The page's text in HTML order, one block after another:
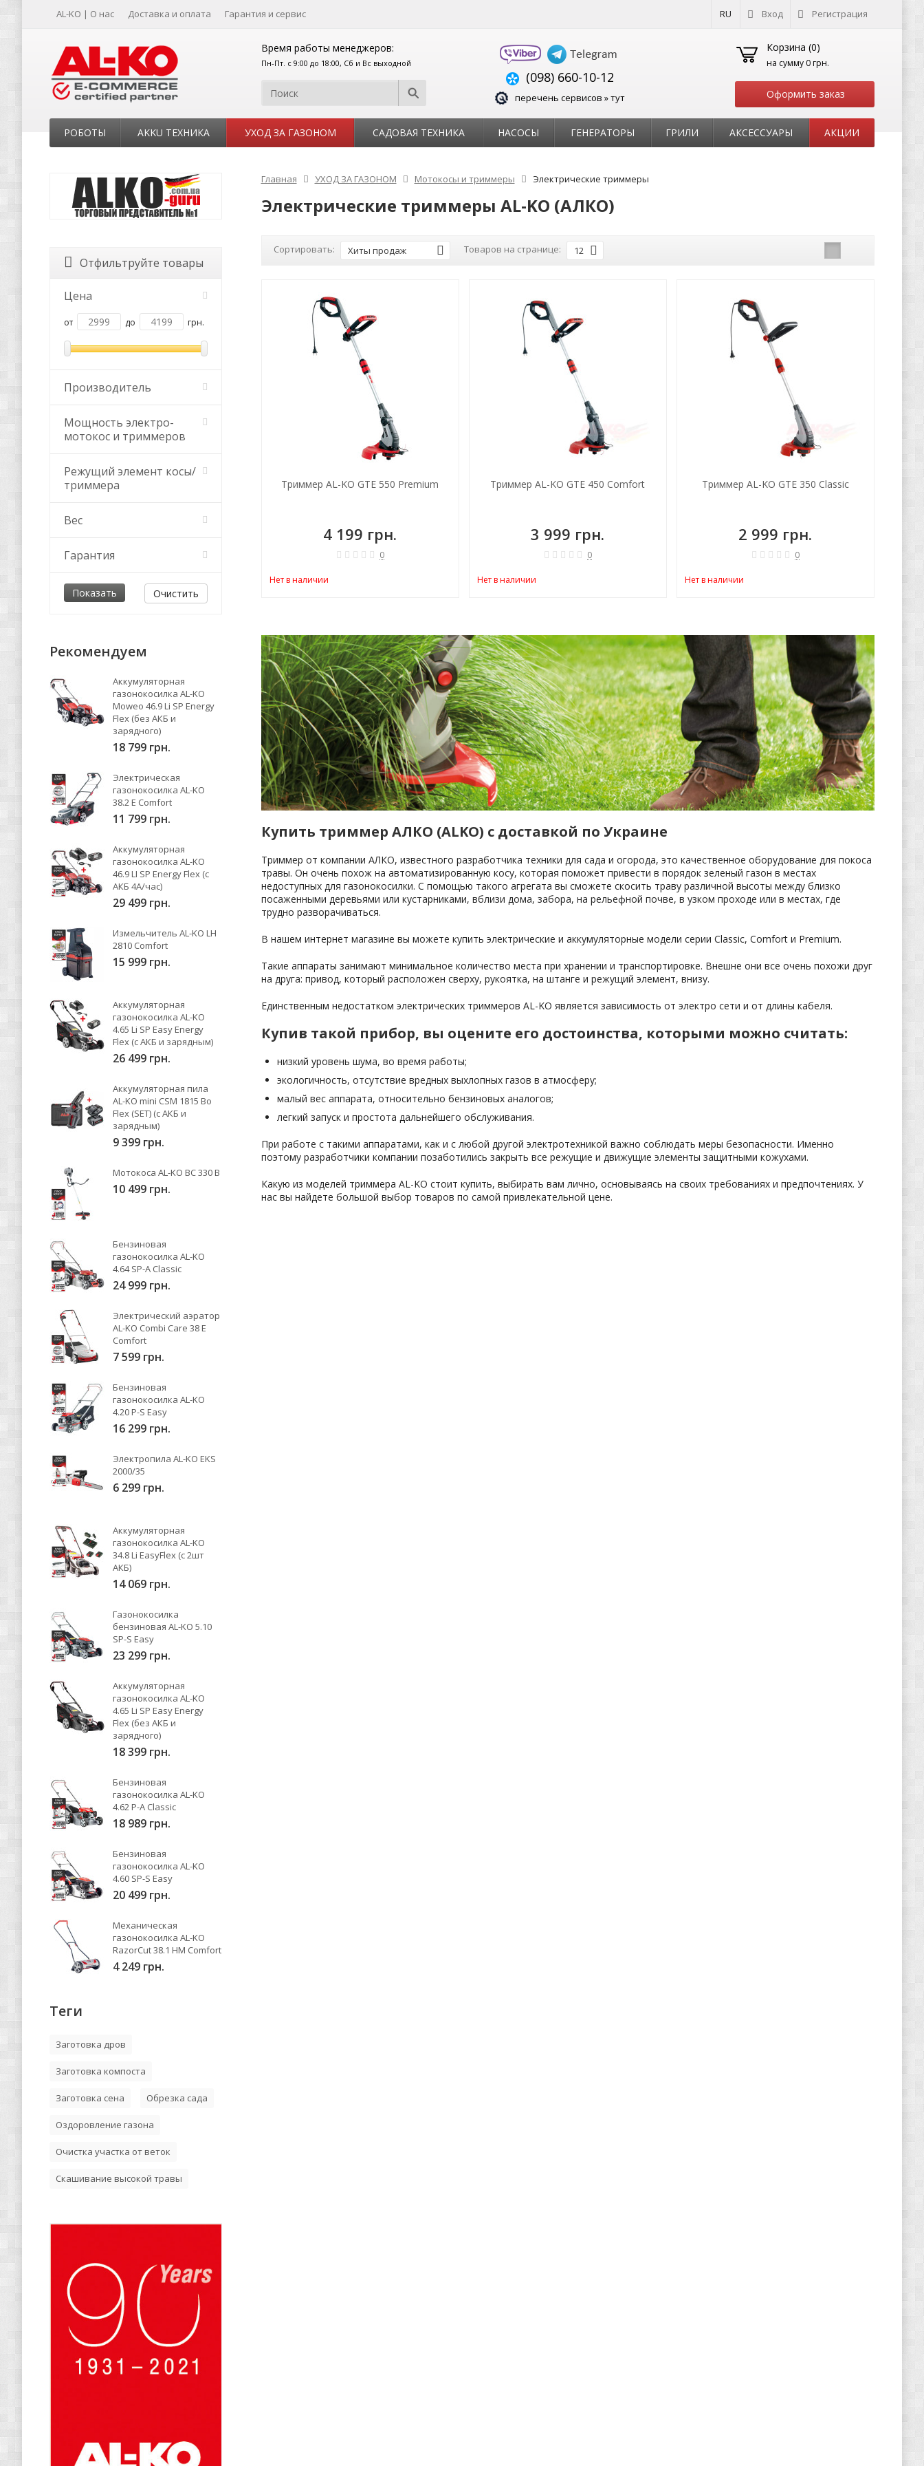
AL-KO | О нас Доставка и оплата Гарантия и сервис RU Вход Регистрация
Время работы менеджеров:
Пн-Пт. с 9:00 до 18:00, Сб и Вс выходной
(098) 660-10-12
перечень сервисов » тут
Корзина (0)
на сумму 0 грн.
Оформить заказ
РОБОТЫ AKKU ТЕХНИКА УХОД ЗА ГАЗОНОМ САДОВАЯ ТЕХНИКА НАСОСЫ ГЕНЕРАТОРЫ ГРИЛИ АКСЕССУАРЫ АКЦИИ
Главная УХОД ЗА ГАЗОНОМ Мотокосы и триммеры Электрические триммеры
Электрические триммеры AL-KO (АЛКО)
Сортировать: Хиты продаж Товаров на странице: 12
Триммер AL-KO GTE 550 Premium
4 199 грн.
0
Нет в наличии
Триммер AL-KO GTE 450 Comfort
3 999 грн.
0
Нет в наличии
Триммер AL-KO GTE 350 Classic
2 999 грн.
0
Нет в наличии
Купить триммер АЛКО (ALKO) с доставкой по Украине
Триммер от компании АЛКО, известного разработчика техники для сада и огорода, это качественное оборудование для покоса
травы. Он очень похож на автоматизированную косу, которая поможет привести в порядок зеленый газон в местах
недоступных для газонокосилки. С помощью такого агрегата вы сможете скосить траву различной высоты между близко
посаженными деревьями или кустарниками, вблизи дома, забора, на рельефной почве, в узком проходе или в местах, где
трудно разворачиваться.
В нашем интернет магазине вы можете купить электрические и аккумуляторные модели серии Classic, Comfort и Premium.
Такие аппараты занимают минимальное количество места при хранении и транспортировке. Внешне они все очень похожи друг
на друга: привод, который расположен сверху, рукоятка, на штанге и режущий элемент, внизу.
Единственным недостатком электрических триммеров AL-KO является зависимость от электро сети и от длины кабеля.
Купив такой прибор, вы оцените его достоинства, которыми можно считать:
низкий уровень шума, во время работы;
экологичность, отсутствие вредных выхлопных газов в атмосферу;
малый вес аппарата, относительно бензиновых аналогов;
легкий запуск и простота дальнейшего обслуживания.
При работе с такими аппаратами, как и с любой другой электротехникой важно соблюдать меры безопасности. Именно
поэтому разработчики компании позаботились закрыть все режущие и движущие элементы защитными кожухами.
Какую из моделей триммера AL-KO стоит купить, выбирать вам лично, основываясь на своих требованиях и предпочтениях. У
нас вы найдете большой выбор товаров по самой привлекательной цене.
Отфильтруйте товары
Цена
от до грн.
Производитель
Мощность электро-
мотокос и триммеров
Режущий элемент косы/
триммера
Вес
Гарантия
Очистить
Рекомендуем
Аккумуляторная
газонокосилка AL-KO
Moweo 46.9 Li SP Energy
Flex (без АКБ и
зарядного)
18 799 грн.
Электрическая
газонокосилка AL-KO
38.2 E Comfort
11 799 грн.
Аккумуляторная
газонокосилка AL-KO
46.9 LI SP Energy Flex (с
АКБ 4А/час)
29 499 грн.
Измельчитель AL-KO LH
2810 Comfort
15 999 грн.
Аккумуляторная
газонокосилка AL-KO
4.65 Li SP Easy Energy
Flex (с АКБ и зарядным)
26 499 грн.
Аккумуляторная пила
AL-KO mini CSM 1815 Bo
Flex (SET) (с АКБ и
зарядным)
9 399 грн.
Мотокоса AL-KO BC 330 B
10 499 грн.
Бензиновая
газонокосилка AL-KO
4.64 SP-A Classic
24 999 грн.
Электрический аэратор
AL-KO Combi Care 38 E
Comfort
7 599 грн.
Бензиновая
газонокосилка AL-KO
4.20 P-S Easy
16 299 грн.
Электропила AL-KO EKS
2000/35
6 299 грн.
Аккумуляторная
газонокосилка AL-KO
34.8 Li EasyFlex (с 2шт
АКБ)
14 069 грн.
Газонокосилка
бензиновая AL-KO 5.10
SP-S Easy
23 299 грн.
Аккумуляторная
газонокосилка AL-KO
4.65 Li SP Easy Energy
Flex (без АКБ и
зарядного)
18 399 грн.
Бензиновая
газонокосилка AL-KO
4.62 P-A Classic
18 989 грн.
Бензиновая
газонокосилка AL-KO
4.60 SP-S Easy
20 499 грн.
Механическая
газонокосилка AL-KO
RazorCut 38.1 HM Comfort
4 249 грн.
Теги
Заготовка дров
Заготовка компоста
Заготовка сена Обрезка сада
Оздоровление газона
Очистка участка от веток
Скашивание высокой травы